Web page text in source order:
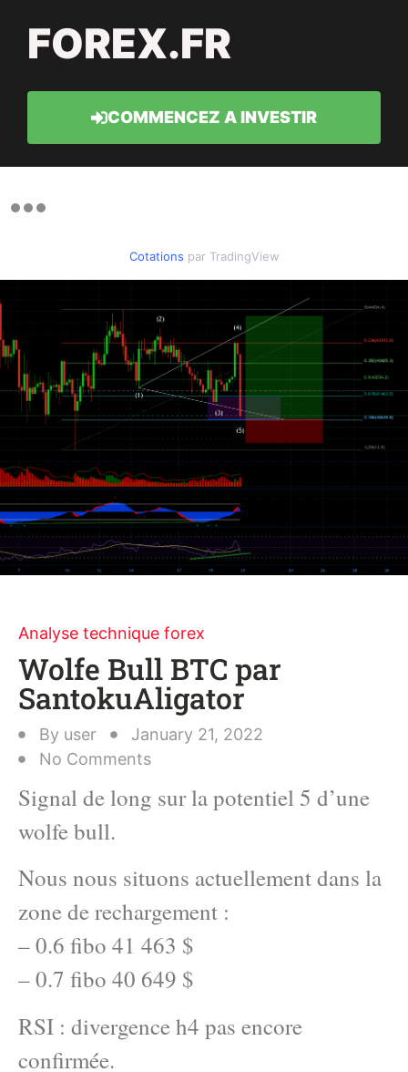
FOREX.FR
COMMENCEZ A INVESTIR
Cotations par TradingView
Analyse technique forex
Wolfe Bull BTC par
SantokuAligator
By user
January 21, 2022
No Comments
Signal de long sur la potentiel 5 d’une
wolfe bull.
Nous nous situons actuellement dans la
zone de rechargement :
– 0.6 fibo 41 463 $
– 0.7 fibo 40 649 $
RSI : divergence h4 pas encore
confirmée.